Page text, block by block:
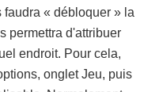
« débloquer » la
permettra d'attribuer
endroit. Pour cela,
onglet Jeu, puis